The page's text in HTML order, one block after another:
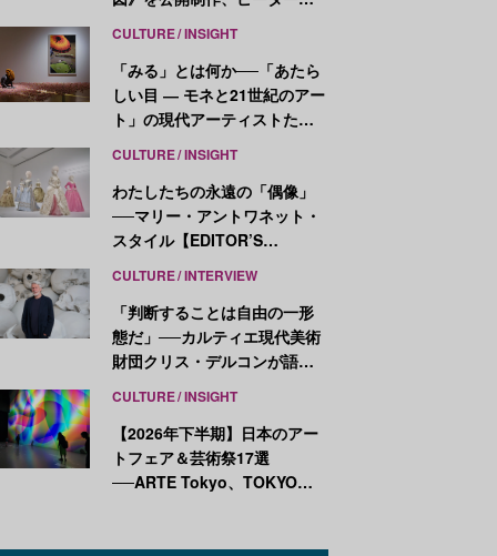
CULTURE INSIGHT
「みる」とは何か──「あたら
しい目 ― モネと21世紀のアー
ト」の現代アーティストたち
CULTURE INSIGHT
わたしたちの永遠の「偶像」
──マリー・アントワネット・
スタイル【EDITOR’S
CULTURE INTERVIEW
「判断することは自由の一形
態だ」──カルティエ現代美術
財団クリス・デルコンが語
CULTURE INSIGHT
【2026年下半期】日本のアー
トフェア＆芸術祭17選
──ARTE Tokyo、TOKYO